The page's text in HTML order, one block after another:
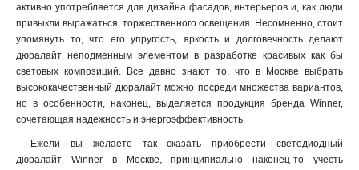
активно употребляется для дизайна фасадов, интерьеров и, как люди
привыкли выражаться, торжественного освещения. Несомненно, стоит
упомянуть то, что его упругость, яркость и долговечность делают
дюралайт неподменным элементом в разработке красивых как бы
световых композиций. Все давно знают то, что в Москве выбрать
высококачественный дюралайт можно посреди множества вариантов,
но в особенности, наконец, выделяется продукция бренда Winner,
сочетающая надежность и энергоэффективность.
Ежели вы желаете так сказать приобрести светодиодный
дюралайт Winner в Москве, принципиально наконец-то учесть